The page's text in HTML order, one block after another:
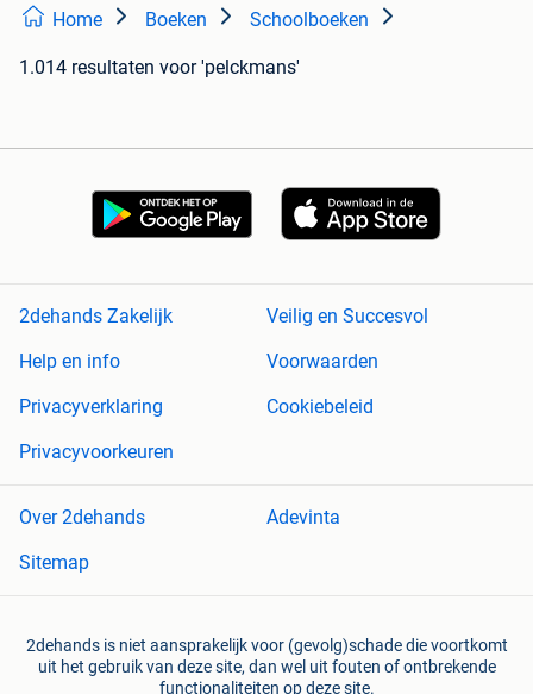
Home Boeken Schoolboeken
1.014 resultaten voor 'pelckmans'
2dehands Zakelijk
Veilig en Succesvol
Help en info
Voorwaarden
Privacyverklaring
Cookiebeleid
Privacyvoorkeuren
Over 2dehands
Adevinta
Sitemap
2dehands is niet aansprakelijk voor (gevolg)schade die voortkomt
uit het gebruik van deze site, dan wel uit fouten of ontbrekende
functionaliteiten op deze site.